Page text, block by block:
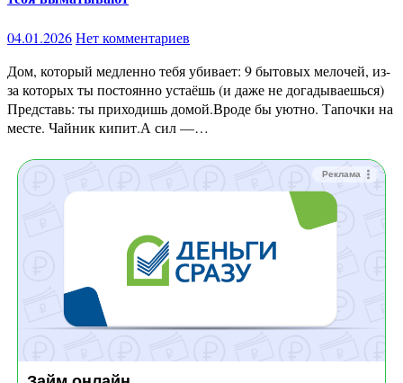
04.01.2026Нет комментариев
Дом, который медленно тебя убивает: 9 бытовых мелочей, из-
за которых ты постоянно устаёшь (и даже не догадываешься)
Представь: ты приходишь домой.Вроде бы уютно. Тапочки на
месте. Чайник кипит.А сил —…
Реклама